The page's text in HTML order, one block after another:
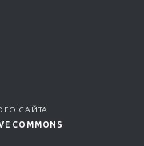
САЙТА
COMMONS